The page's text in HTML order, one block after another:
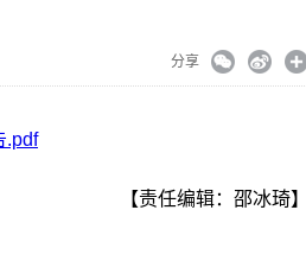
分享
.pdf
【责任编辑：邵冰琦】